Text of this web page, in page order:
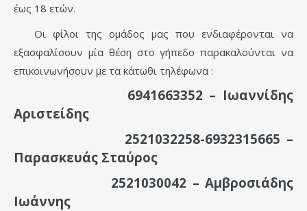
έως 18 ετών.
Οι φίλοι της ομάδος μας που ενδιαφέρονται να
εξασφαλίσουν μία θέση στο γήπεδο παρακαλούνται να
επικοινωνήσουν με τα κάτωθι τηλέφωνα :
6941663352 – Ιωαννίδης
Αριστείδης
2521032258-6932315665 –
Παρασκευάς Σταύρος
2521030042 – Αμβροσιάδης
Ιωάννης